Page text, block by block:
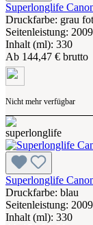
Superlonglife
Druckfarbe: grau
Seitenleistung:
Inhalt (ml): 330
Ab 144,47 € brutto
Nicht mehr verfügbar
Superlonglife
Druckfarbe: blau
Seitenleistung:
Inhalt (ml): 330